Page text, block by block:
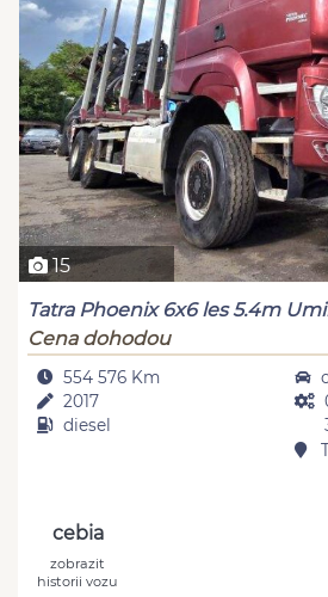
15
Tatra Phoenix 6x6 les 5.4m
Cena dohodou
554 576 Km
2017
diesel
cebia
zobrazit
historii vozu